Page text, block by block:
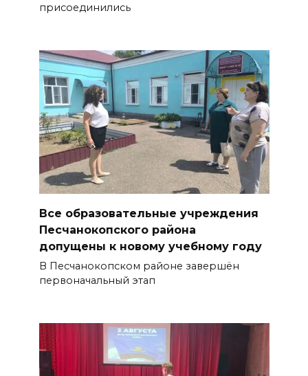
присоединились
Все образовательные учреждения
Песчанокопского района
допущены к новому учебному году
В Песчанокопском районе завершён
первоначальный этап